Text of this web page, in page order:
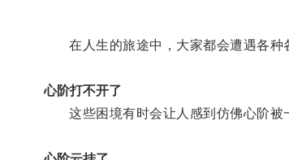
在人生的旅途中，大家都会遭遇各种
心阶打不开了
这些困境有时会让人感到仿佛心阶被